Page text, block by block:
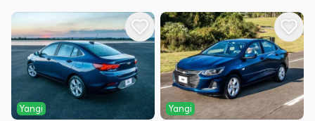
Yangi Yangi